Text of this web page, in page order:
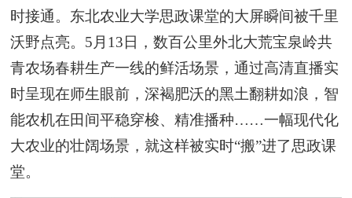
时接通。东北农业大学思政课堂的大屏瞬间被千里
沃野点亮。5月13日，数百公里外北大荒宝泉岭共
青农场春耕生产一线的鲜活场景，通过高清直播实
时呈现在师生眼前，深褐肥沃的黑土翻耕如浪，智
能农机在田间平稳穿梭、精准播种……一幅现代化
大农业的壮阔场景，就这样被实时“搬”进了思政课
堂。